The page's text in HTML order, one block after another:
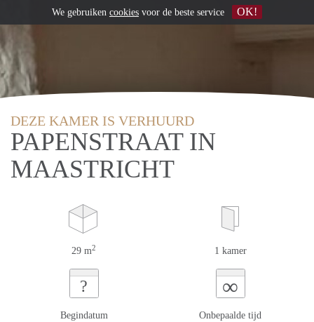
DEZE KAMER IS VERHUURD
PAPENSTRAAT IN
MAASTRICHT
29 m2 1 kamer
?
Begindatum
∞
Onbepaalde tijd
We gebruiken cookies voor de beste service OK!